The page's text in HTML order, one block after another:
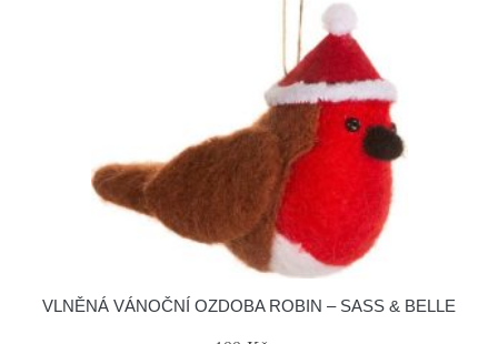
VLNĚNÁ VÁNOČNÍ OZDOBA ROBIN – SASS & BELLE